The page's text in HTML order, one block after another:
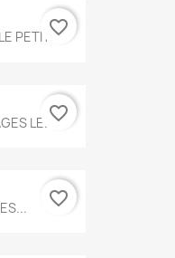
PETIT...favorite_border
LE...favorite_border
favorite_border